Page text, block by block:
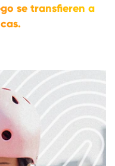
se transfieren a